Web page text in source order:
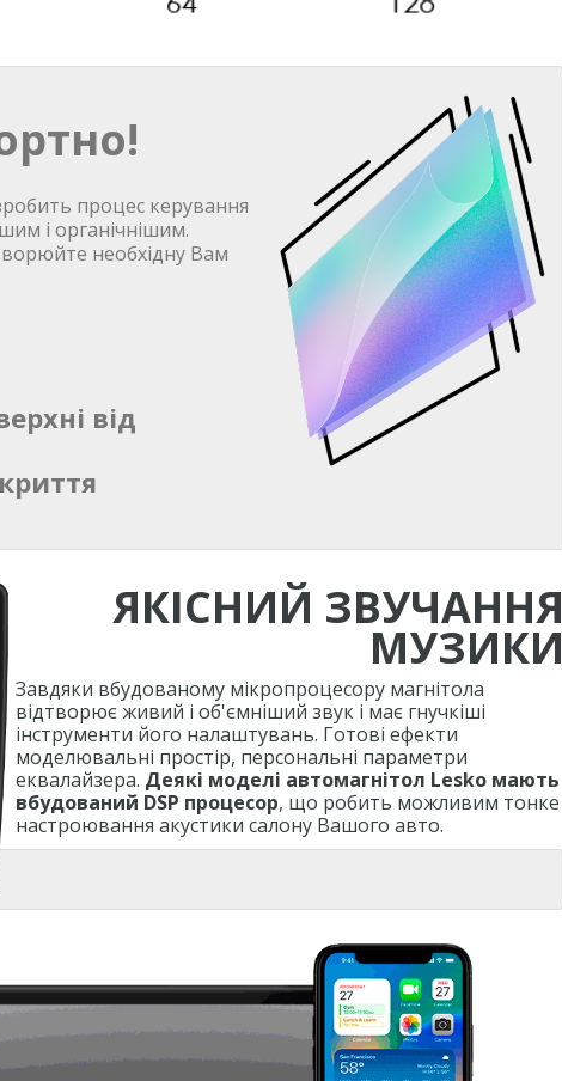
процес керування
і органічнішим.
необхідну Вам
від
ЯКІСНИЙ ЗВУЧАННЯ
МУЗИКИ
Завдяки вбудованому мікропроцесору магнітола
відтворює живий і об'ємніший звук і має гнучкіші
інструменти його налаштувань. Готові ефекти
моделювальні простір, персональні параметри
еквалайзера. Деякі моделі автомагнітол Lesko мають
вбудований DSP процесор, що робить можливим тонке
настроювання акустики салону Вашого авто.